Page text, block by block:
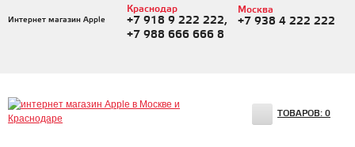
Интернет магазин Apple
Краснодар
+7 918 9 222 222,
+7 988 666 666 8
Москва
+7 938 4 222 222
ТОВАРОВ: 0